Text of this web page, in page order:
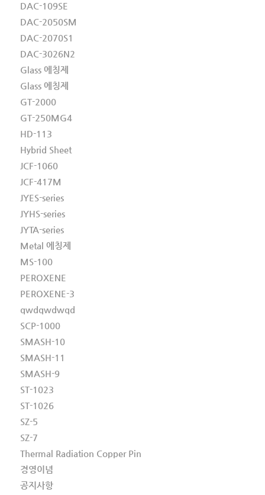
DAC-109SE
DAC-2050SM
DAC-2070S1
DAC-3026N2
Glass 에칭제
Glass 에칭제
GT-2000
GT-250MG4
HD-113
Hybrid Sheet
JCF-1060
JCF-417M
JYES-series
JYHS-series
JYTA-series
Metal 에칭제
MS-100
PEROXENE
PEROXENE-3
qwdqwdwqd
SCP-1000
SMASH-10
SMASH-11
SMASH-9
ST-1023
ST-1026
SZ-5
SZ-7
Thermal Radiation Copper Pin
경영이념
공지사항